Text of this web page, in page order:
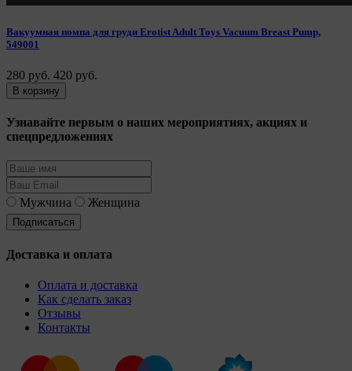
Вакуумная помпа для груди Erotist Adult Toys Vacuum Breast Pump,
549001
280 руб. 420 руб.
В корзину
Узнавайте первым о наших мероприятиях, акциях и
спецпредложениях
Мужчина Женщина
Доставка и оплата
Оплата и доставка
Как сделать заказ
Отзывы
Контакты